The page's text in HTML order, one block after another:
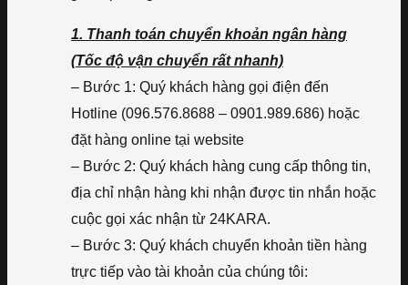
1. Thanh toán chuyển khoản ngân hàng
(Tốc độ vận chuyển rất nhanh)
– Bước 1: Quý khách hàng gọi điện đến
Hotline (096.576.8688 – 0901.989.686) hoặc
đặt hàng online tại website
– Bước 2: Quý khách hàng cung cấp thông tin,
địa chỉ nhận hàng khi nhận được tin nhắn hoặc
cuộc gọi xác nhận từ 24KARA.
– Bước 3: Quý khách chuyển khoản tiền hàng
trực tiếp vào tài khoản của chúng tôi: